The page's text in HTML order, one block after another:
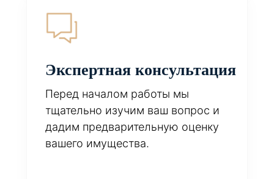
Экспертная консультация
Перед началом работы мы
тщательно изучим ваш вопрос и
дадим предварительную оценку
вашего имущества.